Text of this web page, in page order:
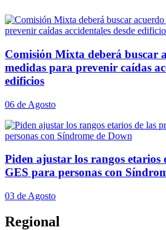
Comisión Mixta deberá buscar
medidas para prevenir caídas
edificios
06 de Agosto
Piden ajustar los rangos etarios
GES para personas con
03 de Agosto
Regional